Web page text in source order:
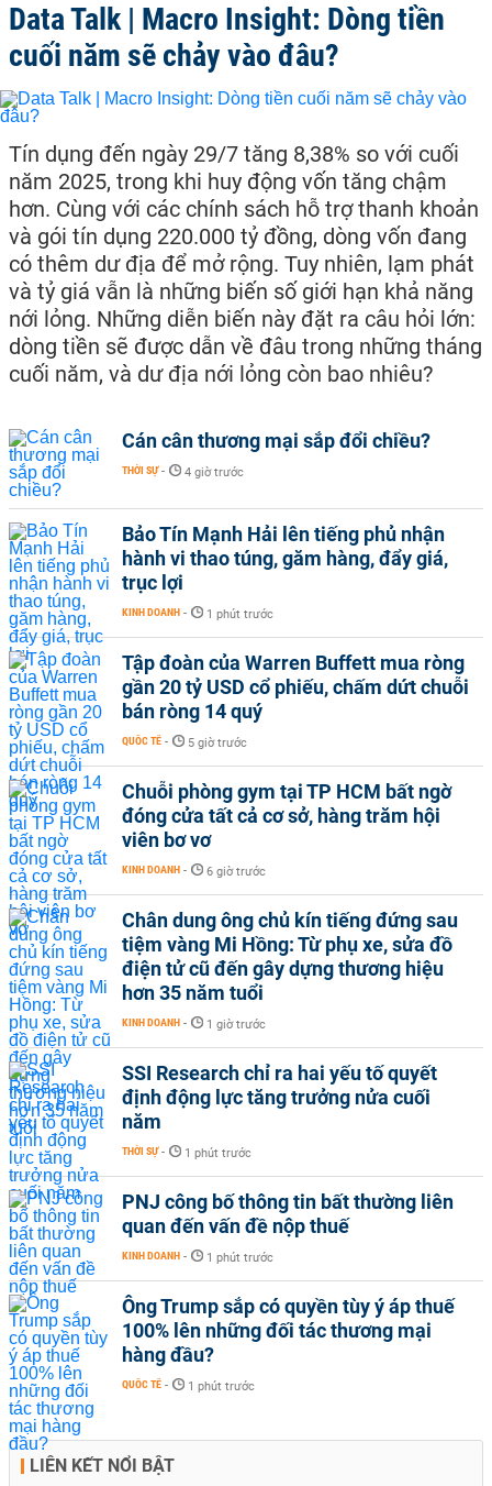
Data Talk | Macro Insight: Dòng tiền
cuối năm sẽ chảy vào đâu?
Tín dụng đến ngày 29/7 tăng 8,38% so với cuối
năm 2025, trong khi huy động vốn tăng chậm
hơn. Cùng với các chính sách hỗ trợ thanh khoản
và gói tín dụng 220.000 tỷ đồng, dòng vốn đang
có thêm dư địa để mở rộng. Tuy nhiên, lạm phát
và tỷ giá vẫn là những biến số giới hạn khả năng
nới lỏng. Những diễn biến này đặt ra câu hỏi lớn:
dòng tiền sẽ được dẫn về đâu trong những tháng
cuối năm, và dư địa nới lỏng còn bao nhiêu?
Cán cân thương mại sắp đổi chiều?
THỜI SỰ - 4 giờ trước
Bảo Tín Mạnh Hải lên tiếng phủ nhận
hành vi thao túng, găm hàng, đẩy giá,
trục lợi
KINH DOANH - 1 phút trước
Tập đoàn của Warren Buffett mua ròng
gần 20 tỷ USD cổ phiếu, chấm dứt chuỗi
bán ròng 14 quý
QUỐC TẾ - 5 giờ trước
Chuỗi phòng gym tại TP HCM bất ngờ
đóng cửa tất cả cơ sở, hàng trăm hội
viên bơ vơ
KINH DOANH - 6 giờ trước
Chân dung ông chủ kín tiếng đứng sau
tiệm vàng Mi Hồng: Từ phụ xe, sửa đồ
điện tử cũ đến gây dựng thương hiệu
hơn 35 năm tuổi
KINH DOANH - 1 giờ trước
SSI Research chỉ ra hai yếu tố quyết
định động lực tăng trưởng nửa cuối
năm
THỜI SỰ - 1 phút trước
PNJ công bố thông tin bất thường liên
quan đến vấn đề nộp thuế
KINH DOANH - 1 phút trước
Ông Trump sắp có quyền tùy ý áp thuế
100% lên những đối tác thương mại
hàng đầu?
QUỐC TẾ - 1 phút trước
LIÊN KẾT NỔI BẬT